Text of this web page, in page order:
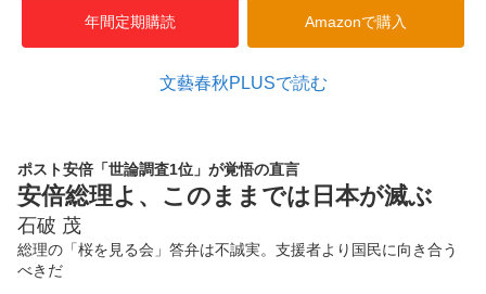
年間定期購読 Amazonで購入
文藝春秋PLUSで読む
ポスト安倍「世論調査1位」が覚悟の直言
安倍総理よ、このままでは日本が滅ぶ
石破 茂
総理の「桜を見る会」答弁は不誠実。支援者より国民に向き合う
べきだ